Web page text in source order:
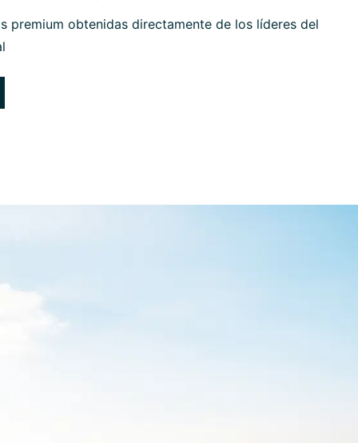
premium obtenidas directamente de los líderes del